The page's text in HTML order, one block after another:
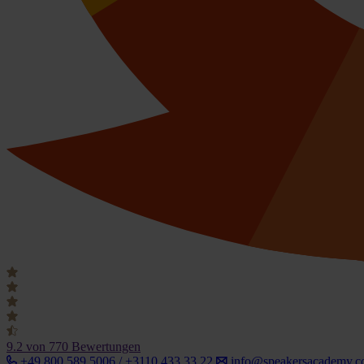
9.2 von 770 Bewertungen
+49 800 589 5006 / +3110 433 33 22